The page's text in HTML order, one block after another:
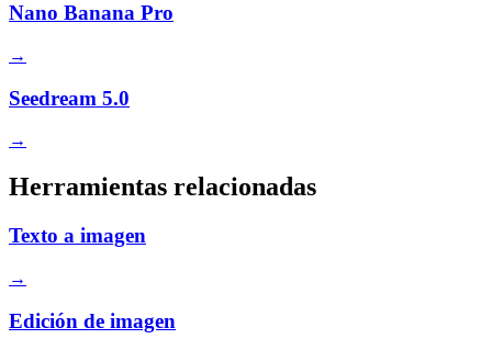
Nano Banana Pro
→
Seedream 5.0
→
Herramientas relacionadas
Texto a imagen
→
Edición de imagen